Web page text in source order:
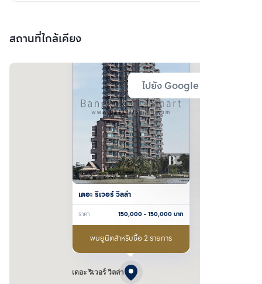
สถานที่ใกล้เคียง
ไปยัง Google Map
เดอะ ริเวอร์ วิลล่า
เดอะ ริเวอร์ วิลล่า
ราคา 150,000- 150,000บาท
พบยูนิตสำหรับซื้อ 2 รายการ